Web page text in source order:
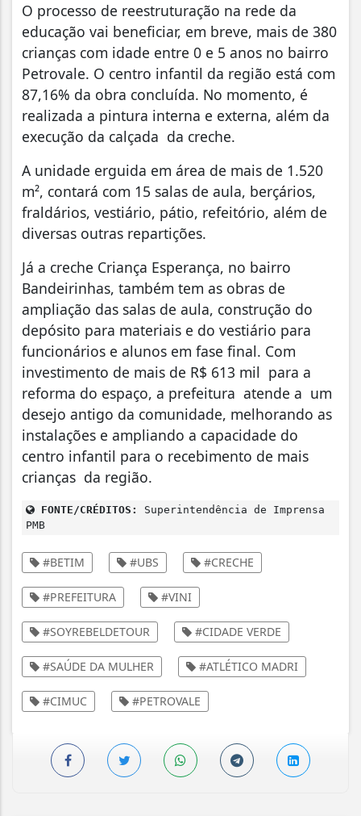
O processo de reestruturação na rede da
educação vai beneficiar, em breve, mais de 380
crianças com idade entre 0 e 5 anos no bairro
Petrovale. O centro infantil da região está com
87,16% da obra concluída. No momento, é
realizada a pintura interna e externa, além da
execução da calçada da creche.
A unidade erguida em área de mais de 1.520
m², contará com 15 salas de aula, berçários,
fraldários, vestiário, pátio, refeitório, além de
diversas outras repartições.
Já a creche Criança Esperança, no bairro
Bandeirinhas, também tem as obras de
ampliação das salas de aula, construção do
depósito para materiais e do vestiário para
funcionários e alunos em fase final. Com
investimento de mais de R$ 613 mil para a
reforma do espaço, a prefeitura atende a um
desejo antigo da comunidade, melhorando as
instalações e ampliando a capacidade do
centro infantil para o recebimento de mais
crianças da região.
FONTE/CRÉDITOS:
Superintendência de Imprensa
PMB
#BETIM #UBS #CRECHE
#PREFEITURA #VINI
#SOYREBELDETOUR #CIDADE VERDE
#SAÚDE DA MULHER #ATLÉTICO MADRI
#CIMUC #PETROVALE